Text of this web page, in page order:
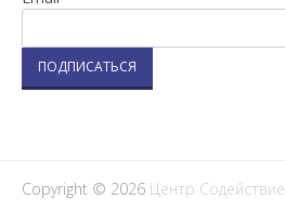
Copyright © 2026 Центр Содействие